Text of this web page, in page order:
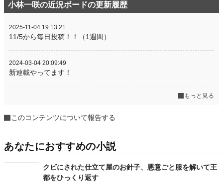
小林一咲の近況ボードの更新履歴
2025-11-04 19:13:21
11/5から毎日投稿！！（1週間）
2024-03-04 20:09:49
新連載やってます！
もっと見る
このコンテンツについて報告する
あなたにおすすめの小説
クビにされた仕立て屋のお針子、悪意ごと服を解いて王
都をひっくり返す